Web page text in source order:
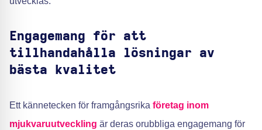
Engagemang för att
tillhandahålla lösningar av
bästa kvalitet
Ett kännetecken för framgångsrika företag inom
mjukvaruutveckling är deras orubbliga engagemang för